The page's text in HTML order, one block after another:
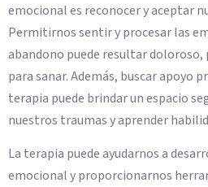
emocional es reconocer y aceptar
Permitirnos sentir y procesar las
abandono puede resultar doloroso,
para sanar. Además, buscar apoyo
terapia puede brindar un espacio
nuestros traumas y aprender
La terapia puede ayudarnos a
emocional y proporcionarnos